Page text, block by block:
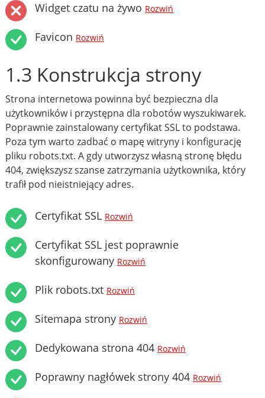
Widget czatu na żywo Rozwiń
Favicon Rozwiń
1.3 Konstrukcja strony
Strona internetowa powinna być bezpieczna dla
użytkowników i przystępna dla robotów wyszukiwarek.
Poprawnie zainstalowany certyfikat SSL to podstawa.
Poza tym warto zadbać o mapę witryny i konfigurację
pliku robots.txt. A gdy utworzysz własną stronę błędu
404, zwiększysz szanse zatrzymania użytkownika, który
trafił pod nieistniejący adres.
Certyfikat SSL Rozwiń
Certyfikat SSL jest poprawnie
skonfigurowany Rozwiń
Plik robots.txt Rozwiń
Sitemapa strony Rozwiń
Dedykowana strona 404 Rozwiń
Poprawny nagłówek strony 404 Rozwiń